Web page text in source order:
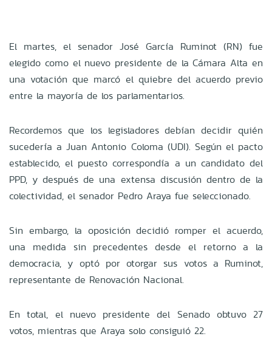
El martes, el senador José García Ruminot (RN) fue
elegido como el nuevo presidente de la Cámara Alta en
una votación que marcó el quiebre del acuerdo previo
entre la mayoría de los parlamentarios.
Recordemos que los legisladores debían decidir quién
sucedería a Juan Antonio Coloma (UDI). Según el pacto
establecido, el puesto correspondía a un candidato del
PPD, y después de una extensa discusión dentro de la
colectividad, el senador Pedro Araya fue seleccionado.
Sin embargo, la oposición decidió romper el acuerdo,
una medida sin precedentes desde el retorno a la
democracia, y optó por otorgar sus votos a Ruminot,
representante de Renovación Nacional.
En total, el nuevo presidente del Senado obtuvo 27
votos, mientras que Araya solo consiguió 22.